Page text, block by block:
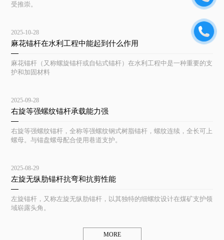
受推崇。
2025-10-28
麻花锚杆在水利工程中能起到什么作用
麻花锚杆（又称螺旋锚杆或自钻式锚杆）在水利工程中是一种重要的支
护和加固材料
2025-09-28
右旋等强螺纹锚杆承载能力强
右旋等强螺纹锚杆，全称等强螺纹钢式树脂锚杆，螺纹连续，全长可上
螺母。与锚盘螺母配合使用巷道支护。
2025-08-29
左旋无纵肋锚杆抗弯和抗剪性能
左旋锚杆，又称左旋无纵肋锚杆，以其独特的细螺纹设计在煤矿支护领
域崭露头角。
MORE